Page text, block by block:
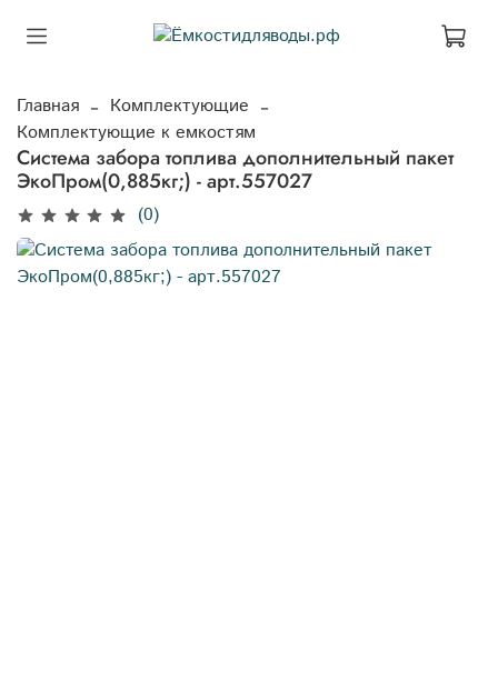
Главная
Комплектующие
Комплектующие к емкостям
Система забора топлива дополнительный пакет
ЭкоПром(0,885кг;) - арт.557027
(0)